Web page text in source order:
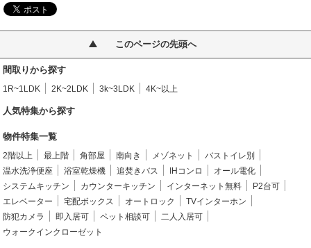
このページの先頭へ
間取りから探す
1R~1LDK 2K~2LDK 3k~3LDK 4K~以上
人気特集から探す
物件特集一覧
2階以上 最上階 角部屋 南向き メゾネット
バストイレ別
温水洗浄便座
浴室乾燥機 追焚きバス IHコンロ
オール電化
システムキッチン
カウンターキッチン インターネット無料
P2台可
エレベーター
宅配ボックス オートロック
TVインターホン
防犯カメラ
即入居可 ペット相談可
二人入居可
ウォークインクローゼット